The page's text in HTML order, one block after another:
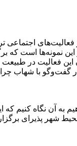
اجتماعی
نمونه‌ها است که
فعالیت در طبیعت
گفت‌وگو با شهاب
به آن نگاه کنیم
شهر پذیرای